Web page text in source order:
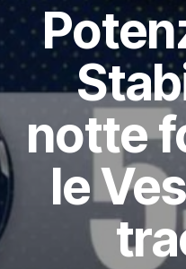
notte
le